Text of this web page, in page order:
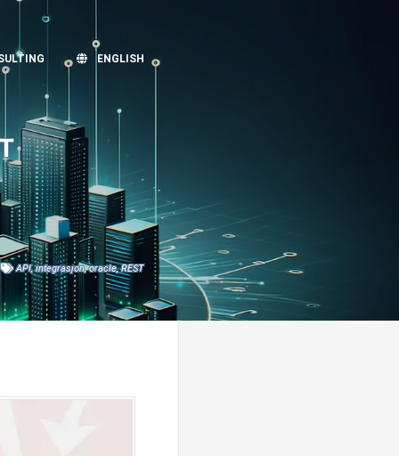
ENGLISH
API,integrasjon,oracle,REST